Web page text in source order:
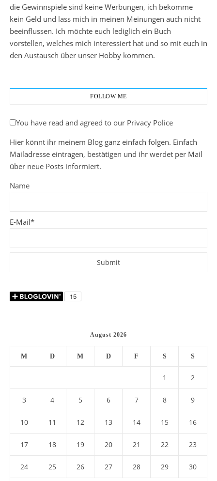
die Gewinnspiele sind keine Werbungen, ich bekomme
kein Geld und lass mich in meinen Meinungen auch nicht
beeinflussen. Ich möchte euch lediglich ein Buch
vorstellen, welches mich interessiert hat und so mit euch in
den Austausch über unser Hobby kommen.
FOLLOW ME
You have read and agreed to our Privacy Police
Hier könnt ihr meinem Blog ganz einfach folgen. Einfach
Mailadresse eintragen, bestätigen und ihr werdet per Mail
über neue Posts informiert.
Name
E-Mail*
August 2026
M D M D F S S
1 2
3 4 5 6 7 8 9
10 11 12 13 14 15 16
17 18 19 20 21 22 23
24 25 26 27 28 29 30